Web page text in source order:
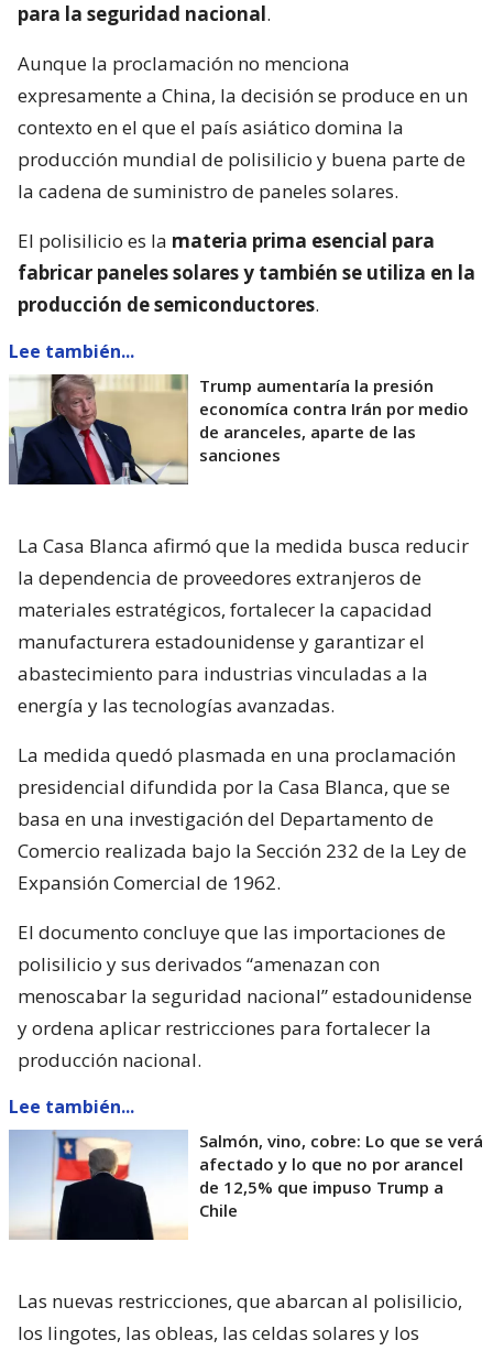
para la seguridad nacional.
Aunque la proclamación no menciona
expresamente a China, la decisión se produce en un
contexto en el que el país asiático domina la
producción mundial de polisilicio y buena parte de
la cadena de suministro de paneles solares.
El polisilicio es la materia prima esencial para
fabricar paneles solares y también se utiliza en la
producción de semiconductores.
Lee también...
Trump aumentaría la presión
economíca contra Irán por medio
de aranceles, aparte de las
sanciones
La Casa Blanca afirmó que la medida busca reducir
la dependencia de proveedores extranjeros de
materiales estratégicos, fortalecer la capacidad
manufacturera estadounidense y garantizar el
abastecimiento para industrias vinculadas a la
energía y las tecnologías avanzadas.
La medida quedó plasmada en una proclamación
presidencial difundida por la Casa Blanca, que se
basa en una investigación del Departamento de
Comercio realizada bajo la Sección 232 de la Ley de
Expansión Comercial de 1962.
El documento concluye que las importaciones de
polisilicio y sus derivados “amenazan con
menoscabar la seguridad nacional” estadounidense
y ordena aplicar restricciones para fortalecer la
producción nacional.
Lee también...
Salmón, vino, cobre: Lo que se verá
afectado y lo que no por arancel
de 12,5% que impuso Trump a
Chile
Las nuevas restricciones, que abarcan al polisilicio,
los lingotes, las obleas, las celdas solares y los